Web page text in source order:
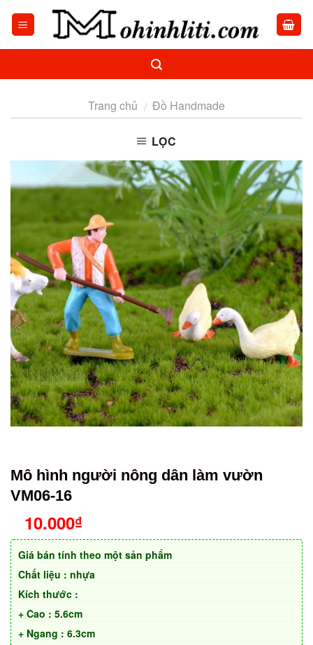
Trang chủ / Đồ Handmade
LỌC
Mô hình người nông dân làm vườn
VM06-16
10.000₫
Giá bán tính theo một sản phẩm
Chất liệu : nhựa
Kích thước :
+ Cao : 5.6cm
+ Ngang : 6.3cm